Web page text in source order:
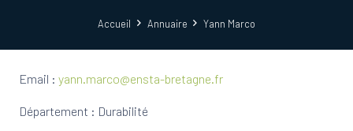
Accueil Annuaire Yann Marco
Email : yann.marco@ensta-bretagne.fr
Département : Durabilité